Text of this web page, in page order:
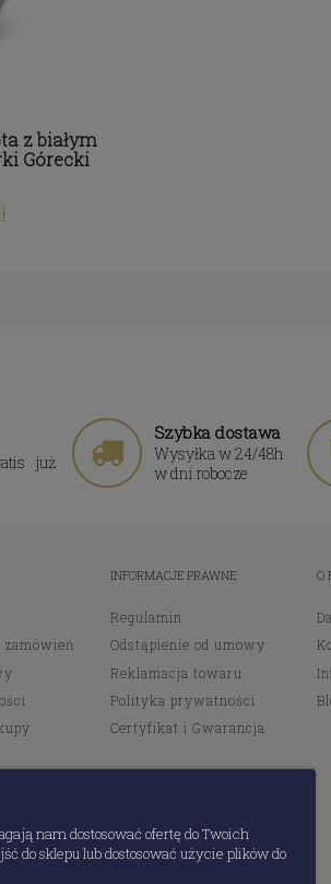
z białym
Górecki
już
Szybka dostawa
Wysyłka w 24/48h
w dni robocze
zamówień
INFORMACJE PRAWNE
Regulamin
Odstąpienie od umowy
Reklamacja towaru
Polityka prywatności
Certyfikat i Gwarancja
O
nam dostosować ofertę do Twoich
do sklepu lub dostosować użycie plików do